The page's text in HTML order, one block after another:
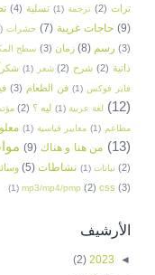
تراث (2) ترجمة (1) تسلية (4)
(9) حاجات غريبة (7) حشرات
(3) رسم (8) زمان (3) سطح
ذاتية (2) شرح (2) شعر (1)
فاير فوكس (1) فن الطعام (3)
(12) لغة عربية (1) ليه ؟ (2)
مطاعم (1) معايير قياسية (1)
(13) من هنا و هناك (9)
(2) نباتات (1) نشاطات (5)
(3)
css
(2)
mp3/mp4/pmp
(1)
الأرشيف
◄
2023
(2)